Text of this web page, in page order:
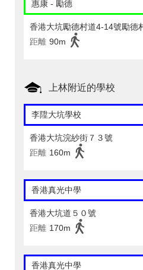
惠康 - 勵德
香港大坑勵德村道4-14號勵德
距離 90m
上林附近的學校
李陞大坑學校
香港大坑浣紗街７３號
距離 160m
香港真光中學
香港大坑道５０號
距離 170m
香港真光中學